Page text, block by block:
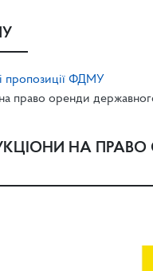
пропозиції ФДМУ
право оренди
НА